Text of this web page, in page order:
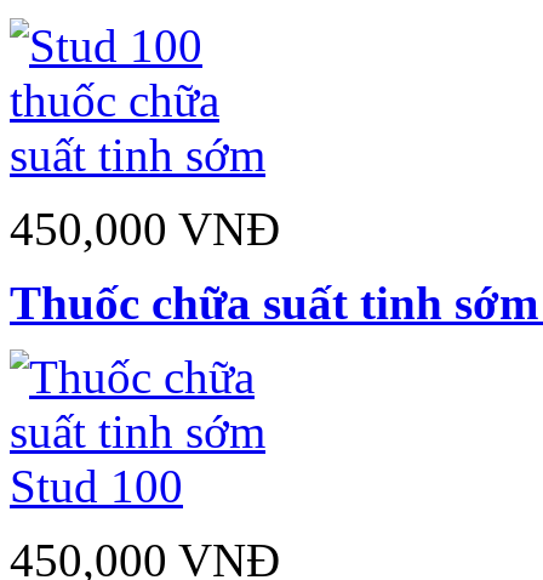
450,000 VNĐ
Thuốc chữa suất tinh
450,000 VNĐ